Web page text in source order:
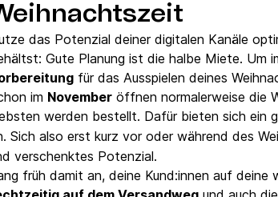
das Potenzial deiner digitalen Kanäle
Gute Planung ist die halbe Miete. Um
für das Ausspielen deines
im November öffnen normalerweise die
werden bestellt. Dafür bieten sich ein
Sich also erst kurz vor oder während des
verschenktes Potenzial.
früh damit an, deine Kund:innen auf